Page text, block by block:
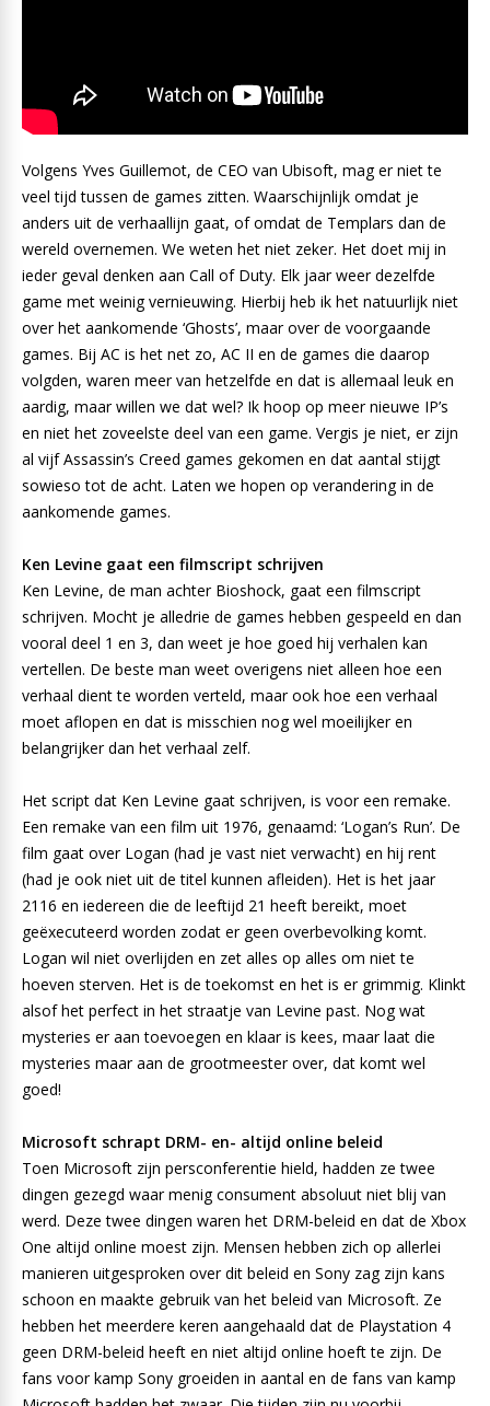
Volgens Yves Guillemot, de CEO van Ubisoft, mag er niet te
veel tijd tussen de games zitten. Waarschijnlijk omdat je
anders uit de verhaallijn gaat, of omdat de Templars dan de
wereld overnemen. We weten het niet zeker. Het doet mij in
ieder geval denken aan Call of Duty. Elk jaar weer dezelfde
game met weinig vernieuwing. Hierbij heb ik het natuurlijk niet
over het aankomende ‘Ghosts’, maar over de voorgaande
games. Bij AC is het net zo, AC II en de games die daarop
volgden, waren meer van hetzelfde en dat is allemaal leuk en
aardig, maar willen we dat wel? Ik hoop op meer nieuwe IP’s
en niet het zoveelste deel van een game. Vergis je niet, er zijn
al vijf Assassin’s Creed games gekomen en dat aantal stijgt
sowieso tot de acht. Laten we hopen op verandering in de
aankomende games.
Ken Levine gaat een filmscript schrijven
Ken Levine, de man achter Bioshock, gaat een filmscript
schrijven. Mocht je alledrie de games hebben gespeeld en dan
vooral deel 1 en 3, dan weet je hoe goed hij verhalen kan
vertellen. De beste man weet overigens niet alleen hoe een
verhaal dient te worden verteld, maar ook hoe een verhaal
moet aflopen en dat is misschien nog wel moeilijker en
belangrijker dan het verhaal zelf.
Het script dat Ken Levine gaat schrijven, is voor een remake.
Een remake van een film uit 1976, genaamd: ‘Logan’s Run’. De
film gaat over Logan (had je vast niet verwacht) en hij rent
(had je ook niet uit de titel kunnen afleiden). Het is het jaar
2116 en iedereen die de leeftijd 21 heeft bereikt, moet
geëxecuteerd worden zodat er geen overbevolking komt.
Logan wil niet overlijden en zet alles op alles om niet te
hoeven sterven. Het is de toekomst en het is er grimmig. Klinkt
alsof het perfect in het straatje van Levine past. Nog wat
mysteries er aan toevoegen en klaar is kees, maar laat die
mysteries maar aan de grootmeester over, dat komt wel
goed!
Microsoft schrapt DRM- en- altijd online beleid
Toen Microsoft zijn persconferentie hield, hadden ze twee
dingen gezegd waar menig consument absoluut niet blij van
werd. Deze twee dingen waren het DRM-beleid en dat de Xbox
One altijd online moest zijn. Mensen hebben zich op allerlei
manieren uitgesproken over dit beleid en Sony zag zijn kans
schoon en maakte gebruik van het beleid van Microsoft. Ze
hebben het meerdere keren aangehaald dat de Playstation 4
geen DRM-beleid heeft en niet altijd online hoeft te zijn. De
fans voor kamp Sony groeiden in aantal en de fans van kamp